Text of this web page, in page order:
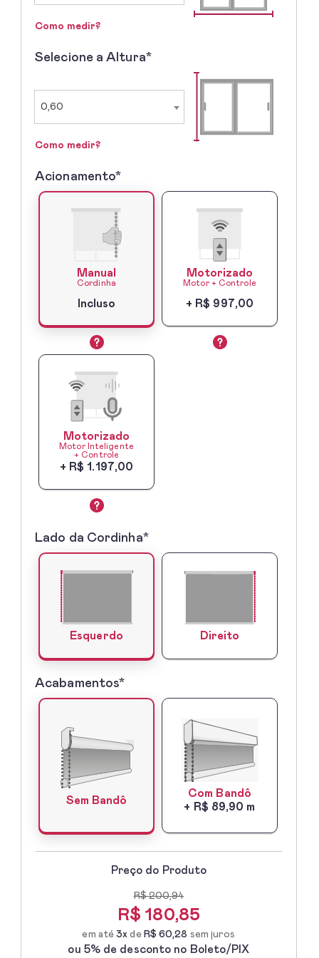
Como medir?
2º
Selecione a Altura*
0,60
Como medir?
3º
Acionamento*
Manual
Cordinha
Incluso
Motorizado
Motor + Controle
+ R$ 997,00
Motorizado
Motor Inteligente
+ Controle
+ R$ 1.197,00
3º
Comando
Lado da Cordinha*
Esquerdo Direito
5º
Acabamentos*
Sem Bandô
Com Bandô
+ R$ 89,90 m
Preço do Produto
R$ 200,94
R$180,85
em até3x de R$ 60,28 sem juros
ou 5% de desconto no Boleto/PIX